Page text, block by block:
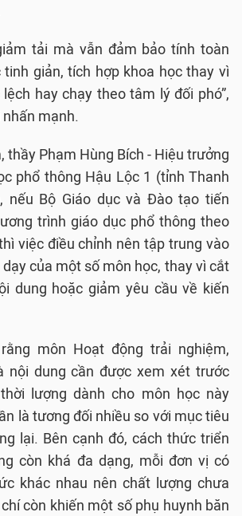
tải mà vẫn đảm bảo tính toàn
giản, tích hợp khoa học thay vì
hay chạy theo tâm lý đối phó”,
mạnh.
thầy Phạm Hùng Bích - Hiệu trưởng
phổ thông Hậu Lộc 1 (tỉnh Thanh
nếu Bộ Giáo dục và Đào tạo tiến
trình giáo dục phổ thông theo
việc điều chỉnh nên tập trung vào
của một số môn học, thay vì cắt
dung hoặc giảm yêu cầu về kiến
môn Hoạt động trải nghiệm,
nội dung cần được xem xét trước
lượng dành cho môn học này
là tương đối nhiều so với mục tiêu
lại. Bên cạnh đó, cách thức triển
còn khá đa dạng, mỗi đơn vị có
khác nhau nên chất lượng chưa
còn khiến một số phụ huynh băn